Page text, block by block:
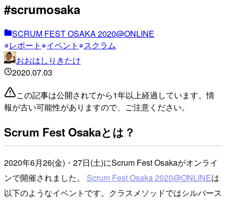
#scrumosaka
SCRUM FEST OSAKA 2020@ONLINE
レポート
イベント
スクラム
おおはしりきたけ
2020.07.03
この記事は公開されてから1年以上経過しています。情
報が古い可能性がありますので、ご注意ください。
Scrum Fest Osakaとは？
2020年6月26(金)・27日(土)にScrum Fest Osakaがオンライ
ンで開催されました。 Scrum Fest Osaka 2020@ONLINEは
以下のようなイベントです。クラスメソッドではシルバース